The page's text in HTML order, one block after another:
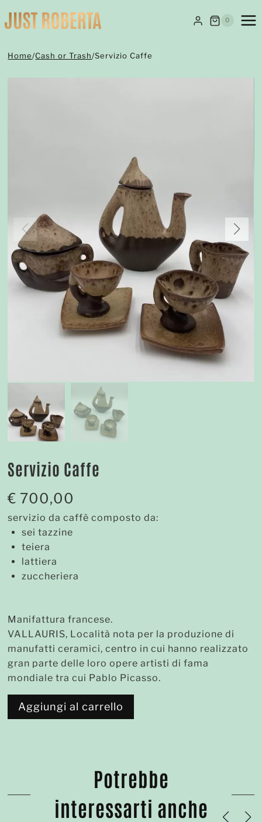
al
0
Home/Cash or Trash/Servizio Caffe
Servizio Caffe
€ 700,00
servizio da caffè composto da:
sei tazzine
teiera
lattiera
zuccheriera
Manifattura francese.
VALLAURIS, Località nota per la produzione di
manufatti ceramici, centro in cui hanno realizzato
gran parte delle loro opere artisti di fama
mondiale tra cui Pablo Picasso.
Aggiungi al carrello
Potrebbe
interessarti anche